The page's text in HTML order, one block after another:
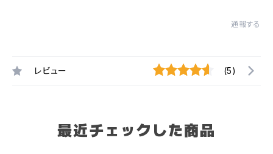
通報する
レビュー (5)
最近チェックした商品